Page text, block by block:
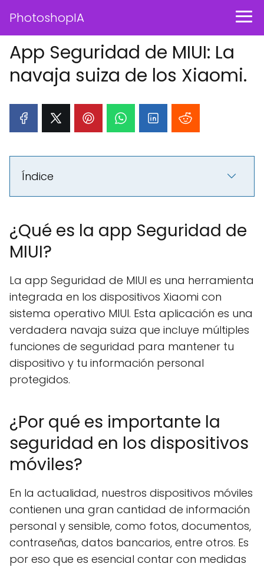
PhotoshopIA
App Seguridad de MIUI: La
navaja suiza de los Xiaomi.
Índice
¿Qué es la app Seguridad de
MIUI?
La app Seguridad de MIUI es una herramienta
integrada en los dispositivos Xiaomi con
sistema operativo MIUI. Esta aplicación es una
verdadera navaja suiza que incluye múltiples
funciones de seguridad para mantener tu
dispositivo y tu información personal
protegidos.
¿Por qué es importante la
seguridad en los dispositivos
móviles?
En la actualidad, nuestros dispositivos móviles
contienen una gran cantidad de información
personal y sensible, como fotos, documentos,
contraseñas, datos bancarios, entre otros. Es
por eso que es esencial contar con medidas